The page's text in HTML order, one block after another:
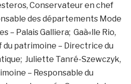
Conservateur en chef
des départements Mode
– Palais Galliera; Gaà«lle Rio,
patrimoine – Directrice du
Juliette Tanré-Szewczyk,
– Responsable du